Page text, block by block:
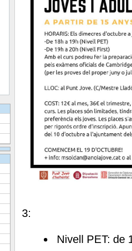
3:
Nivell PET: de